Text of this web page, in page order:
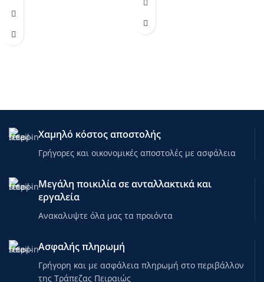
Άσπρο/Μαύρο, Κόκκινο/Άσπρο/
Παραλλαγής Πράσινο (Πρασινο/
Χαμηλό κόστος αποστολής
Γρήγορες και οικονομικές αποστολές με ασφάλεια
Μεγάλη ποικιλία σε ανταλλακτικά και
εργαλεία
Ανακαλυψτε όλα μας τα προιόντα
Ασφαλής πληρωμή
Γρήγορη και με ασφάλεια πληρωμή στο περιβάλλον
της Τράπεζας Πειραιώς